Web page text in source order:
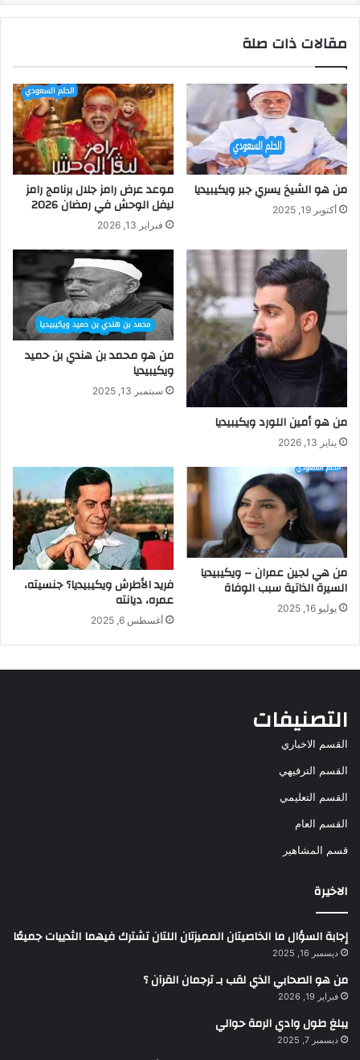
مقالات ذات صلة
من هو الشيخ يسري جبر ويكيبيديا
أكتوبر 19, 2025
موعد عرض رامز جلال برنامج رامز
ليفل الوحش في رمضان 2026
فبراير 13, 2026
من هو أمين اللورد ويكيبيديا
يناير 13, 2026
من هو محمد بن هندي بن حميد
ويكيبيديا
سبتمبر 13, 2025
من هي لجين عمران – ويكيبيديا
السيرة الذاتية سبب الوفاة
يوليو 16, 2025
فريد الأطرش ويكيبيديا؟ جنسيته،
عمره، ديانته
أغسطس 6, 2025
التصنيفات
القسم الاخباري
القسم الترفيهي
القسم التعليمي
القسم العام
قسم المشاهير
الاخيرة
إجابة السؤال ما الخاصيتان المميزتان اللتان تشترك فيهما الثدييات جميعًا
ديسمبر 16, 2025
من هو الصحابي الذي لقب بـ ترجمان القرآن ؟
فبراير 19, 2026
يبلغ طول وادي الرمة حوالي
ديسمبر 7, 2025